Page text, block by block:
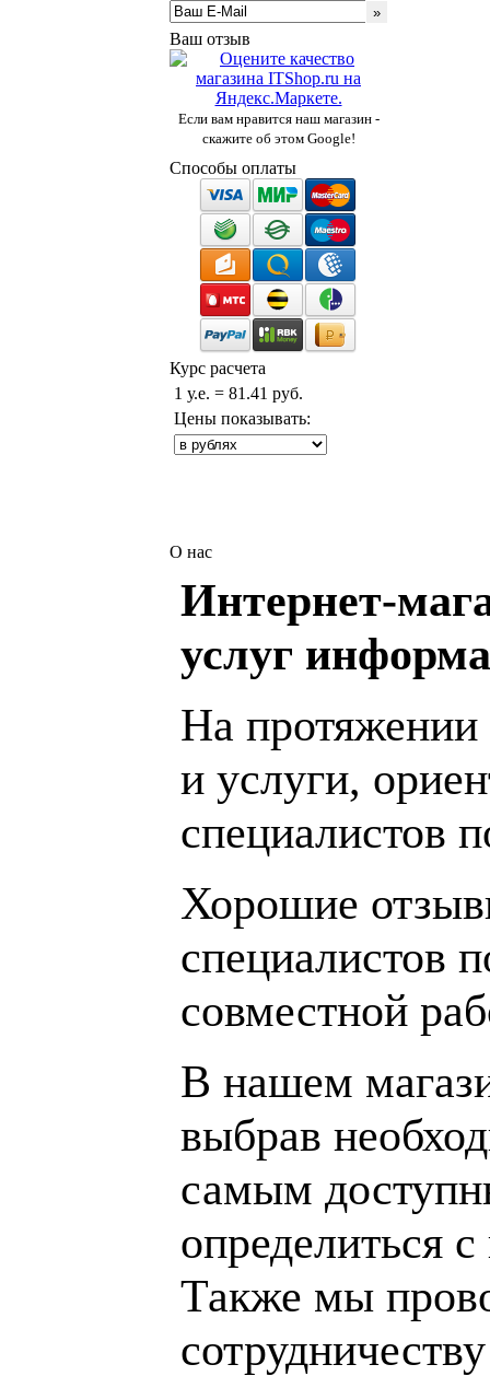
Ваш отзыв
Если вам нравится наш магазин -
скажите об этом Google!
Способы оплаты
Курс расчета
1 у.е. = 81.41 руб.
Цены показывать:
О нас
Интернет-
услуг
На протяжении
и услуги,
специалистов
Хорошие
специалистов
совместной
В нашем
выбрав
самым
определиться
Также мы